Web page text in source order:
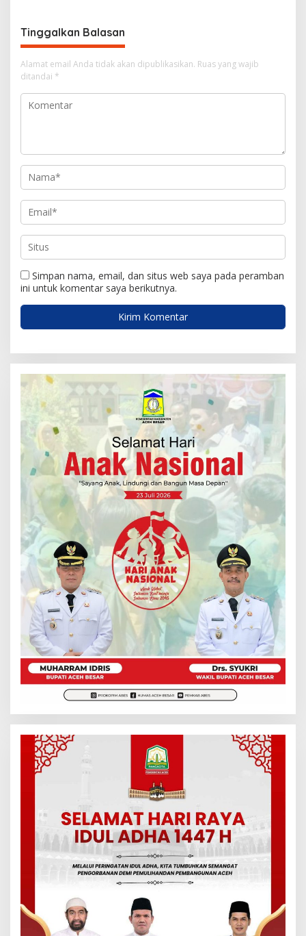
g
a
s
i
p
Tinggalkan Balasan
Alamat email Anda tidak akan dipublikasikan. Ruas yang wajib
ditandai *
Simpan nama, email, dan situs web saya pada peramban
ini untuk komentar saya berikutnya.